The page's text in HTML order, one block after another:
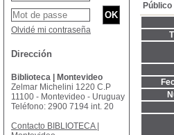
Público
Olvidé mi contraseña
Dirección
Biblioteca | Montevideo
Zelmar Michelini 1220 C.P
11100 - Montevideo - Uruguay
Teléfono: 2900 7194 int. 20
Contacto BIBLIOTECA |